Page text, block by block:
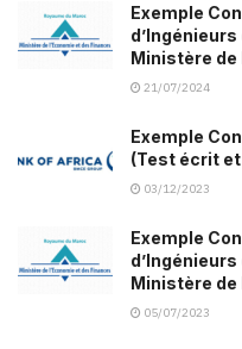
Exemple
d’Ingénieurs
Ministère de
21/07/2024
Exemple
(Test écrit et
03/12/2023
Exemple
d’Ingénieurs
Ministère de
05/07/2023